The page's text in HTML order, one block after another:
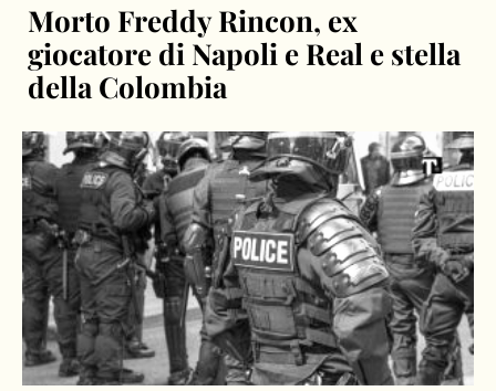
Morto Freddy Rincon, ex
giocatore di Napoli e Real e stella
della Colombia